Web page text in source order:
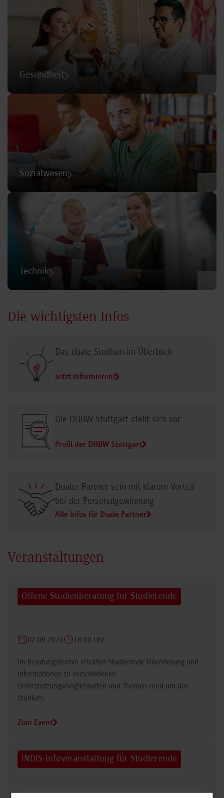
Gesundheit
Sozialwesen
Technik
Die wichtigsten Infos
Das duale Studium im Überblick
Jetzt informieren!
Die DHBW Stuttgart stellt sich vor
Profil der DHBW Stuttgart
Dualer Partner sein mit klarem Vorteil
bei der Personalgewinnung
Alle Infos für Duale Partner
Veranstaltungen
Offene Studienberatung für Studierende
02.09.2026 18:00 Uhr
Im Beratungstermin erhalten Studierende Orientierung und
Informationen zu verschiedenen
Unterstützungsmöglichkeiten und Themen rund um das
Studium.
Zum Event
INDIS-Infoveranstaltung für Studierende